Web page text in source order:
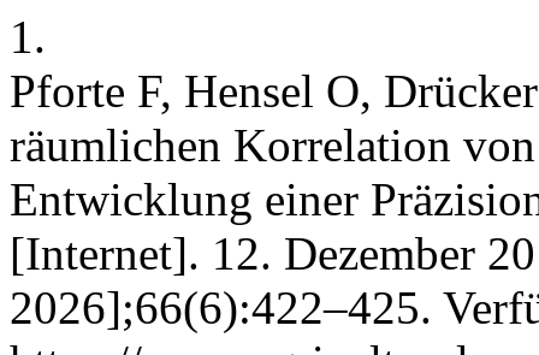
1.
Pforte F, Hensel O,
räumlichen Korrelation
Entwicklung einer
[Internet]. 12. Dezember
2026];66(6):422–425.